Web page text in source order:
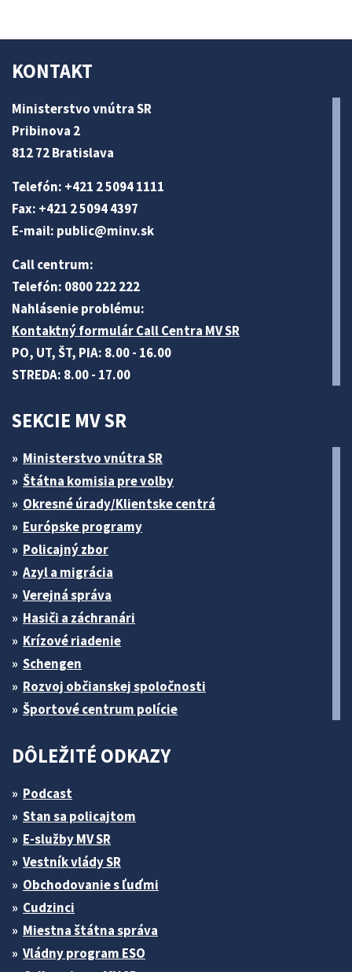
KONTAKT
Ministerstvo vnútra SR
Pribinova 2
812 72 Bratislava
Telefón: +421 2 5094 1111
Fax: +421 2 5094 4397
E-mail: public@minv.sk
Call centrum:
Telefón: 0800 222 222
Nahlásenie problému:
Kontaktný formulár Call Centra MV SR
PO, UT, ŠT, PIA: 8.00 - 16.00
STREDA: 8.00 - 17.00
SEKCIE MV SR
Ministerstvo vnútra SR
Štátna komisia pre volby
Okresné úrady/Klientske centrá
Európske programy
Policajný zbor
Azyl a migrácia
Verejná správa
Hasiči a záchranári
Krízové riadenie
Schengen
Rozvoj občianskej spoločnosti
Športové centrum polície
DÔLEŽITÉ ODKAZY
Podcast
Stan sa policajtom
E-služby MV SR
Vestník vlády SR
Obchodovanie s ľuďmi
Cudzinci
Miestna štátna správa
Vládny program ESO